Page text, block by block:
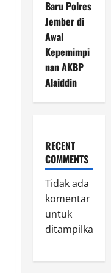
Baru Polres
Jember di
Awal
Kepemimpi
nan AKBP
Alaiddin
RECENT
COMMENTS
Tidak ada
komentar
untuk
ditampilkan.